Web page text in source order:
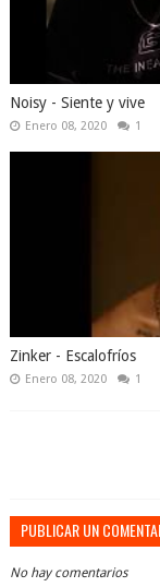
Noisy - Siente y vive
Enero 08, 2020 1
Zinker - Escalofríos
Enero 08, 2020 1
PUBLICAR UN
No hay comentarios